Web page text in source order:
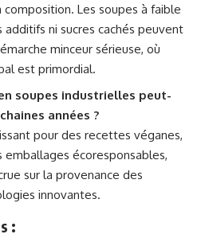
Les soupes à faible
ni sucres cachés peuvent
minceur sérieuse, où
est primordial.
soupes industrielles peut-
années ?
pour des recettes véganes,
écoresponsables,
sur la provenance des
innovantes.
: